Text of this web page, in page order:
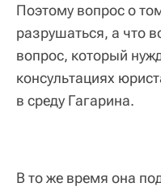
Поэтому вопрос о
разрушаться, а что
вопрос, который
консультациях
в среду Гагарина.
В то же время она